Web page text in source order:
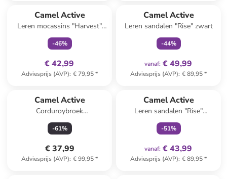
Camel Active
Leren mocassins "Harvest"
donkerblauw
-46%
€ 42,99
Adviesprijs (AVP): € 79,95*
Camel Active
Leren sandalen "Rise" zwart
-44%
vanaf: € 49,99
Adviesprijs (AVP): € 89,95*
Camel Active
Corduroybroek
abrikooskleurig
-61%
€ 37,99
Adviesprijs (AVP): € 99,95*
Camel Active
Leren sandalen "Rise"
donkerblauw
-51%
vanaf: € 43,99
Adviesprijs (AVP): € 89,95*